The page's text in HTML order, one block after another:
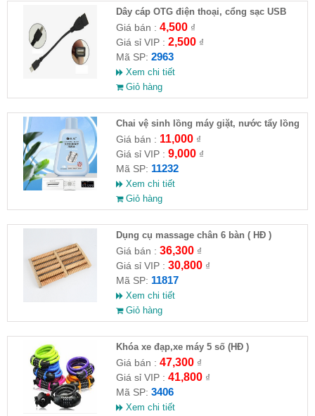
Dây cáp OTG điện thoại, cổng sạc USB
Giá bán : 4,500₫
Giá sỉ VIP : 2,500₫
Mã SP: 2963
Xem chi tiết
Giỏ hàng
Chai vệ sinh lồng máy giặt, nước tẩy lồng
máy giặt CLEANING FLUID
Giá bán : 11,000₫
Giá sỉ VIP : 9,000₫
Mã SP: 11232
Xem chi tiết
Giỏ hàng
Dụng cụ massage chân 6 bàn ( HĐ )
Giá bán : 36,300₫
Giá sỉ VIP : 30,800₫
Mã SP: 11817
Xem chi tiết
Giỏ hàng
Khóa xe đạp,xe máy 5 số (HĐ )
Giá bán : 47,300₫
Giá sỉ VIP : 41,800₫
Mã SP: 3406
Xem chi tiết